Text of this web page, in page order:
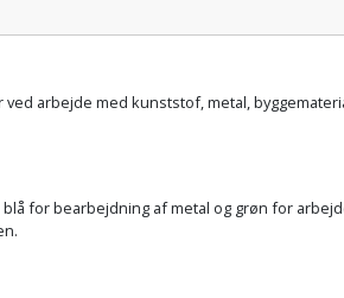
arbejde med kunststof, metal,
for bearbejdning af metal og grøn for